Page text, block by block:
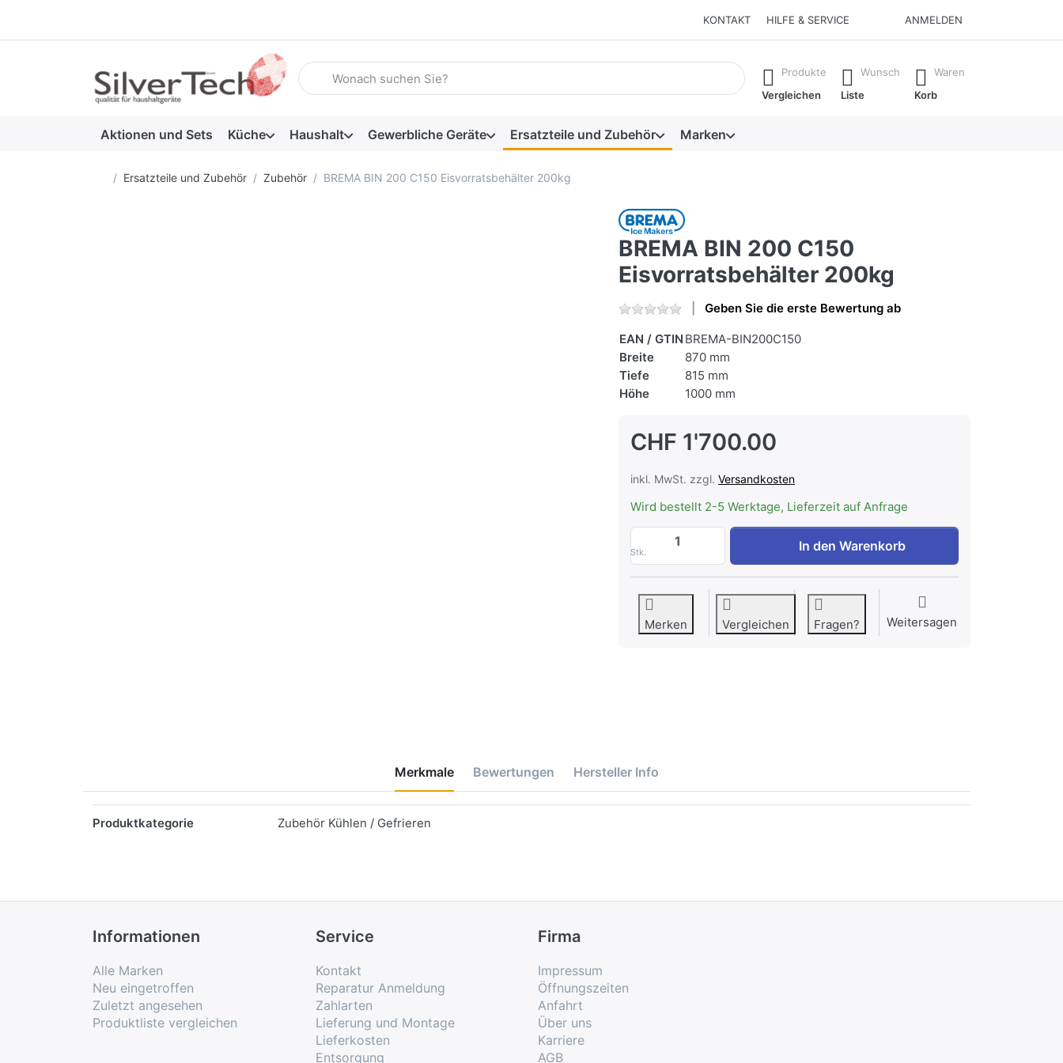
KONTAKT HILFE & SERVICE ANMELDEN
Geben Sie einen Suchbegriff ein. Während Sie tippen, erscheinen automatisch erste Ergebnisse. Drücken Sie die Eingabetaste, um alle
Produkte
Vergleichen
Wunsch
Liste
Waren
Korb
Aktionen und Sets Küche Haushalt Gewerbliche Geräte Ersatzteile und Zubehör Marken
Startseite
Ersatzteile und Zubehör Zubehör BREMA BIN 200 C150 Eisvorratsbehälter 200kg
BREMA BIN 200 C150
Eisvorratsbehälter 200kg
Geben Sie die erste Bewertung ab
EAN / GTIN BREMA-BIN200C150
Breite
870 mm
Tiefe
815 mm
Höhe
1000 mm
CHF 1'700.00
inkl. MwSt. zzgl. Versandkosten
Wird bestellt 2-5 Werktage, Lieferzeit auf Anfrage
Stk.
BREMA BIN 200 C150 Eisvorratsbehälter 200kg zu CHF
In den Warenkorb
Merken Vergleichen Fragen? Weitersagen
Merkmale Bewertungen Hersteller Info
Produktkategorie Zubehör Kühlen / Gefrieren
Informationen
Alle Marken
Neu eingetroffen
Zuletzt angesehen
Produktliste vergleichen
Service
Kontakt
Reparatur Anmeldung
Zahlarten
Lieferung und Montage
Lieferkosten
Entsorgung
Firma
Impressum
Öffnungszeiten
Anfahrt
Über uns
Karriere
AGB